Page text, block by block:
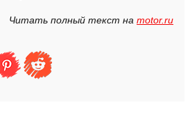
Читать полный текст на motor.ru